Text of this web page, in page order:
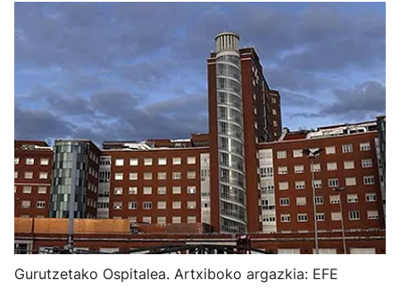
Gurutzetako Ospitalea. Artxiboko argazkia: EFE